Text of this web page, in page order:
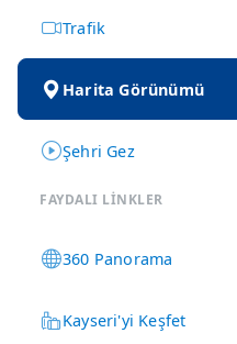
Trafik
Harita Görünümü
Şehri Gez
FAYDALI LINKLER
360 Panorama
Kayseri'yi Keşfet